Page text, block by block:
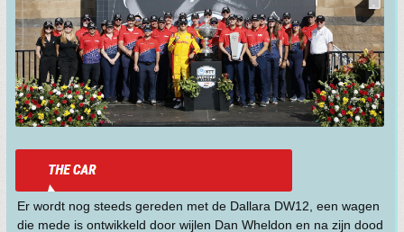
Er wordt nog steeds gereden met de Dallara DW12, een wagen
die mede is ontwikkeld door wijlen Dan Wheldon en na zijn dood